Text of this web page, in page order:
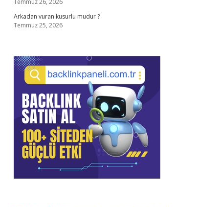
Temmuz 26, 2026
Arkadan vuran kusurlu mudur ?
Temmuz 25, 2026